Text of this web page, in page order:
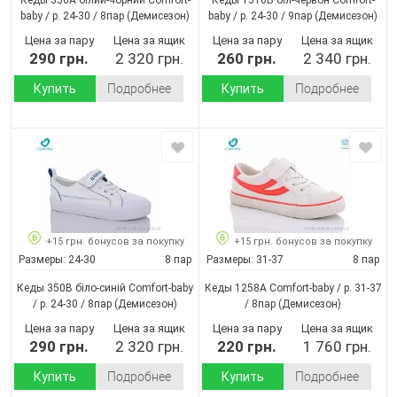
baby / p. 24-30 / 8пар (Демисезон)
Цена за пару
290 грн.
Цена за ящик
2 320 грн.
Купить Подробнее
baby / p. 24-30 / 9пар (Демисезон)
Цена за пару
260 грн.
Цена за ящик
2 340 грн.
Купить Подробнее
+15 грн. бонусов за покупку
Размеры: 24-30 8 пар
Кеды 350В біло-синій Comfort-baby
/ p. 24-30 / 8пар (Демисезон)
Цена за пару
290 грн.
Цена за ящик
2 320 грн.
Купить Подробнее
+15 грн. бонусов за покупку
Размеры: 31-37 8 пар
Кеды 1258А Comfort-baby / p. 31-37
/ 8пар (Демисезон)
Цена за пару
220 грн.
Цена за ящик
1 760 грн.
Купить Подробнее